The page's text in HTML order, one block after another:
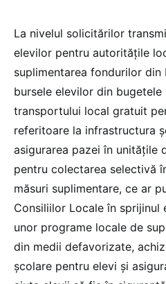
La nivelul solicitărilor
elevilor pentru autoritățile
suplimentarea fondurilor
bursele elevilor din bugetele
transportului local gratuit
referitoare la infrastructura
asigurarea pazei în unitățile
pentru colectarea selectivă
măsuri suplimentare, ce ar
Consiliilor Locale în sprijinul
unor programe locale de
din medii defavorizate,
școlare pentru elevi și